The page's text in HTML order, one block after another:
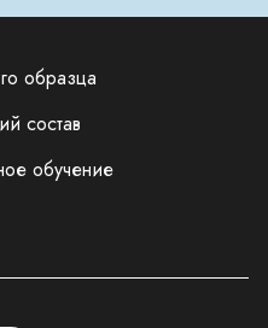
образца
состав
обучение